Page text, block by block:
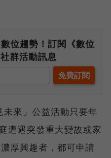
位趨勢！訂閱《數位
群活動訊息
來」公益活動只要年
遭遇突發重大變故或家
厚興趣者，都可申請